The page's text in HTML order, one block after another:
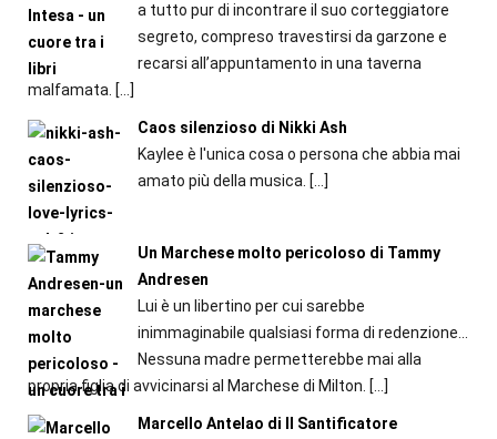
a tutto pur di incontrare il suo corteggiatore
segreto, compreso travestirsi da garzone e
recarsi all’appuntamento in una taverna
malfamata. […]
Caos silenzioso di Nikki Ash
Kaylee è l'unica cosa o persona che abbia mai
amato più della musica. […]
Un Marchese molto pericoloso di Tammy
Andresen
Lui è un libertino per cui sarebbe
inimmaginabile qualsiasi forma di redenzione...
Nessuna madre permetterebbe mai alla
propria figlia di avvicinarsi al Marchese di Milton. […]
Marcello Antelao di Il Santificatore